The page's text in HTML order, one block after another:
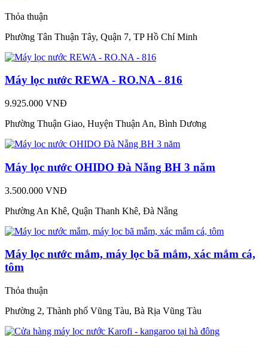
Thỏa thuận
Phường Tân Thuận Tây, Quận 7, TP Hồ Chí Minh
Máy lọc nước REWA - RO.NA - 816
9.925.000 VNĐ
Phường Thuận Giao, Huyện Thuận An, Bình Dương
Máy lọc nước OHIDO Đà Nẵng BH 3 năm
3.500.000 VNĐ
Phường An Khê, Quận Thanh Khê, Đà Nẵng
Máy lọc nước mắm, máy lọc bã mắm, xác mắm cá,
tôm
Thỏa thuận
Phường 2, Thành phố Vũng Tàu, Bà Rịa Vũng Tàu